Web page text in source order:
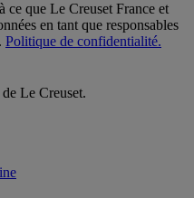
ce que Le Creuset France et
en tant que responsables
Politique de confidentialité.
Le Creuset.